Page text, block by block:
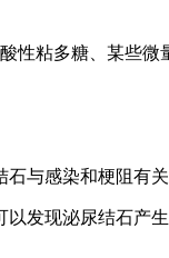
粘多糖、某些微
感染和梗阻有
以发现泌尿结石产